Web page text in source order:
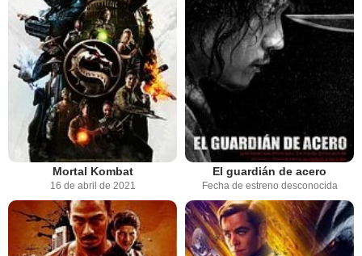
Mortal Kombat
16 de abril de 2021
El guardián de acero
Fecha de estreno desconocida